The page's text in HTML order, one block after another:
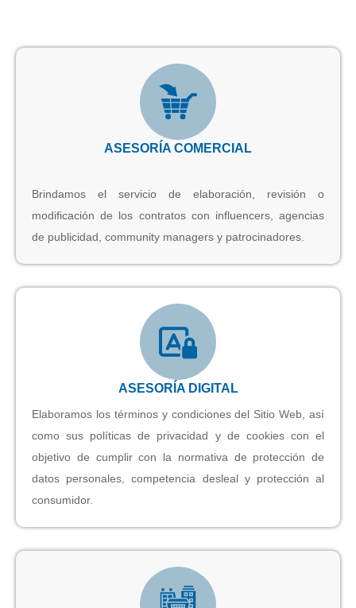
ASESORÍA COMERCIAL
Brindamos el servicio de elaboración, revisión o
modificación de los contratos con influencers, agencias
de publicidad, community managers y patrocinadores.
ASESORÍA DIGITAL
Elaboramos los términos y condiciones del Sitio Web, así
como sus políticas de privacidad y de cookies con el
objetivo de cumplir con la normativa de protección de
datos personales, competencia desleal y protección al
consumidor.